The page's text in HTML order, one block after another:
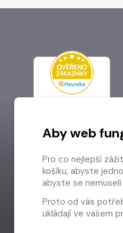
Aby web
Pro co nejlepší
košíku, abyste
abyste se
Proto od vás
ukládají ve vašem